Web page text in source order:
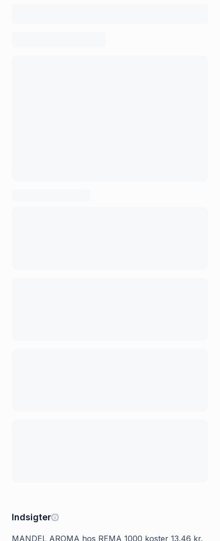
Indsigter
MANDEL AROMA hos REMA 1000 koster 13.46 kr.